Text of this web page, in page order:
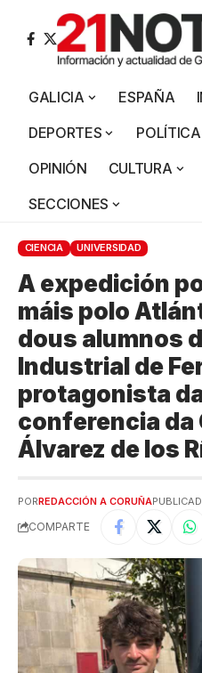
GALICIA ESPAÑA
DEPORTES
POLÍTICA
OPINIÓN
CULTURA
SECCIONES
CIENCIA UNIVERSIDAD
A expedición
máis polo
dous alumnos
Industrial de
protagonista
conferencia da
Álvarez de los
PORREDACCIÓN A CORUÑA
COMPARTE